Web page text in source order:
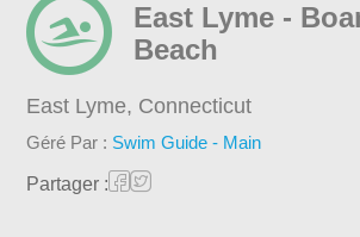
East Lyme -
Beach
East Lyme, Connecticut
Géré Par : Swim Guide - Main
Partager :